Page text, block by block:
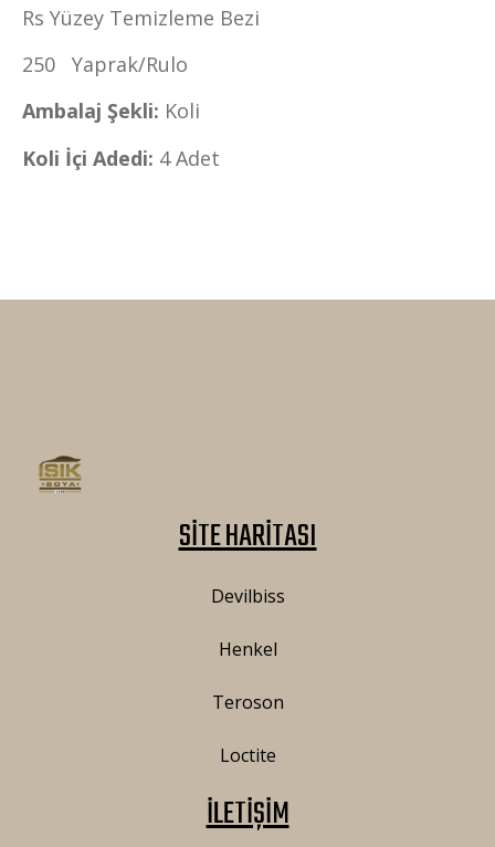
Rs Yüzey Temizleme Bezi
250
Yaprak/Rulo
Ambalaj Şekli: Koli
Koli İçi Adedi: 4 Adet
SİTE HARİTASI
Devilbiss
Henkel
Teroson
Loctite
İLETİŞİM